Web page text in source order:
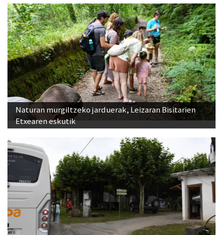
Naturan murgiltzeko jarduerak, Leizaran Bisitarien
Etxearen eskutik